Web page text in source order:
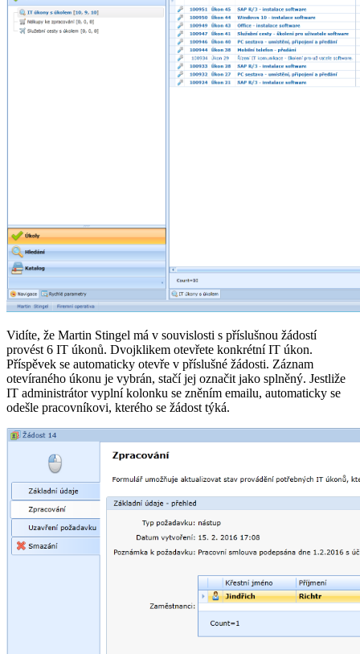
Vidíte, že Martin Stingel má v souvislosti s příslušnou žádostí
provést 6 IT úkonů. Dvojklikem otevřete konkrétní IT úkon.
Příspěvek se automaticky otevře v příslušné žádosti. Záznam
otevíraného úkonu je vybrán, stačí jej označit jako splněný. Jestliže
IT administrátor vyplní kolonku se zněním emailu, automaticky se
odešle pracovníkovi, kterého se žádost týká.